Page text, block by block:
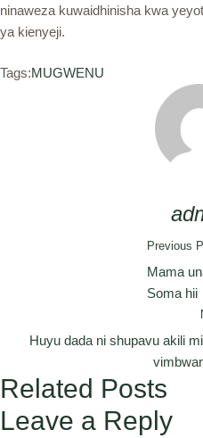
ninaweza kuwaidhinisha kwa
ya kienyeji.
Tags:MUGWENU
Previous
Mama
Soma hii
Huyu dada ni shupavu akili
Related Posts
Leave a Reply